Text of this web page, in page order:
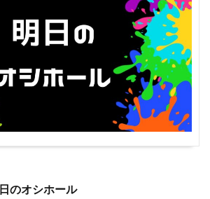
のオシホール